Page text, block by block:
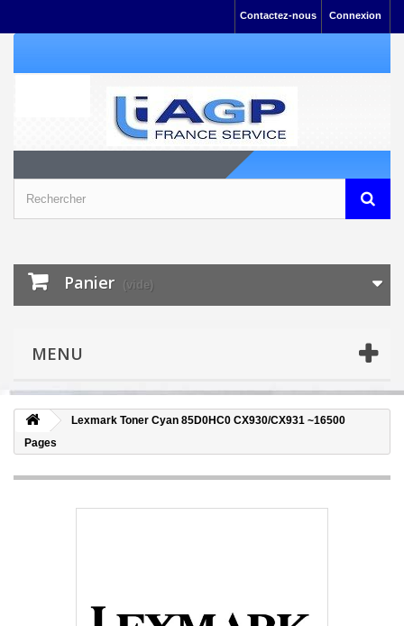
Connexion
Contactez-nous
Panier (vide)
MENU
Lexmark Toner Cyan 85D0HC0 CX930/CX931 ~16500
Pages